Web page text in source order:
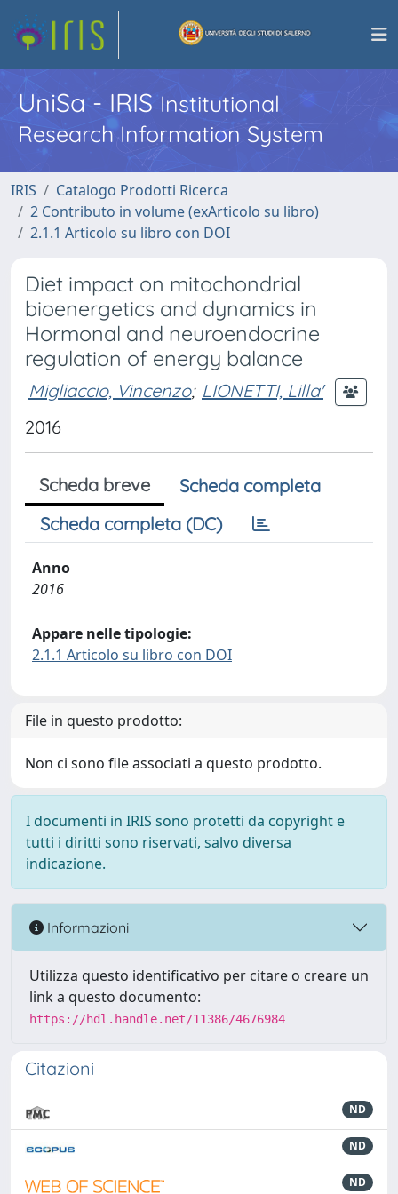
UniSa - IRISInstitutional
Research Information System
IRIS
Catalogo Prodotti Ricerca
2 Contributo in volume (exArticolo su libro)
2.1.1 Articolo su libro con DOI
Diet impact on mitochondrial
bioenergetics and dynamics in
Hormonal and neuroendocrine
regulation of energy balance
Migliaccio, Vincenzo; LIONETTI, Lilla'
2016
Scheda breve
Scheda completa
Scheda completa (DC)
Anno
2016
Appare nelle tipologie:
2.1.1 Articolo su libro con DOI
File in questo prodotto:
Non ci sono file associati a questo prodotto.
I documenti in IRIS sono protetti da copyright e
tutti i diritti sono riservati, salvo diversa
indicazione.
Informazioni
Utilizza questo identificativo per citare o creare un
link a questo documento:
https://hdl.handle.net/11386/4676984
Citazioni
ND
ND
ND